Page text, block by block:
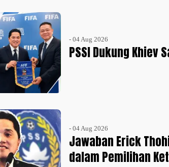
- 04 Aug 2026
PSSI Dukung Khiev
- 04 Aug 2026
Jawaban Erick
dalam Pemilihan